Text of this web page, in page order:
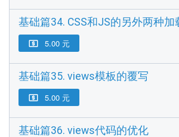
基础篇34. CSS和JS的另外两种加
 5.00 元
基础篇35. views模板的覆写
 5.00 元
基础篇36. views代码的优化